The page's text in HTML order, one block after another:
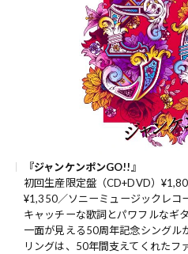
『ジャンケンポンGO!!』
初回生産限定盤（CD+DVD）
¥1,350／ソニーミュージックレコ
キャッチーな歌詞とパワフルなギ
一面が見える50周年記念シング
リングは、50年間支えてくれたフ